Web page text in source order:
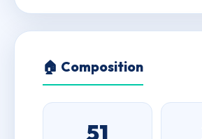
🏠 Composition
51